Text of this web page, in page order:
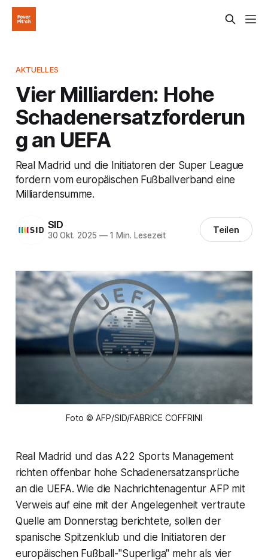
AKTUELLES
Vier Milliarden: Hohe
Schadenersatzforderun
g an UEFA
Real Madrid und die Initiatoren der Super League
fordern vom europäischen Fußballverband eine
Milliardensumme.
SID
30 Okt. 2025 —1 Min. Lesezeit Teilen
Foto © AFP/SID/FABRICE COFFRINI
Real Madrid und das A22 Sports Management
richten offenbar hohe Schadenersatzansprüche
an die UEFA. Wie die Nachrichtenagentur AFP mit
Verweis auf eine mit der Angelegenheit vertraute
Quelle am Donnerstag berichtete, sollen der
spanische Spitzenklub und die Initiatoren der
europäischen Fußball-"Superliga" mehr als vier